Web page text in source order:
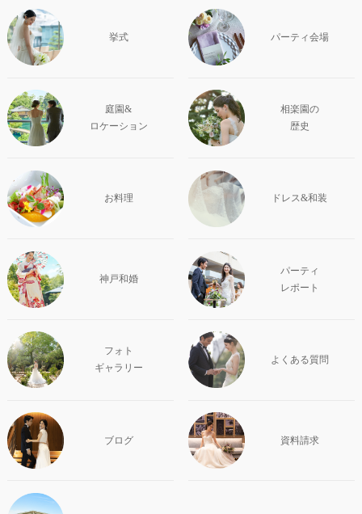
挙式 パーティ会場
庭園&
ロケーション
相楽園の
歴史
お料理 ドレス&和装
神戸和婚
パーティ
レポート
フォト
ギャラリー
よくある質問
ブログ 資料請求